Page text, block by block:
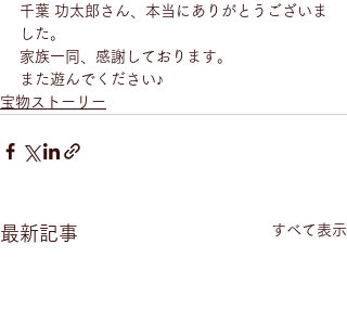
千葉 功太郎さん、本当にありがとうございま
した。
家族一同、感謝しております。
また遊んでください♪
宝物ストーリー
最新記事 すべて表示